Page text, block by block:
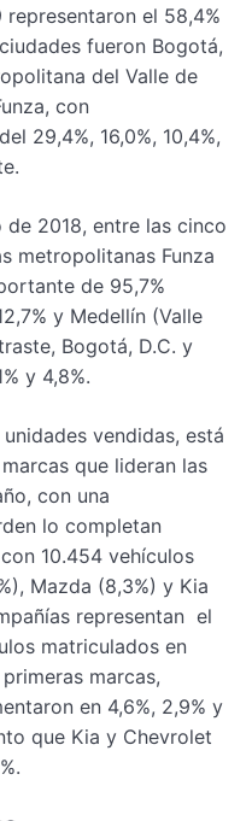
el 58,4%
fueron Bogotá,
del Valle de
con
29,4%, 16,0%, 10,4%,
2018, entre las cinco
metropolitanas Funza
de 95,7%
y Medellín (Valle
Bogotá, D.C. y
y 4,8%.
vendidas, está
que lideran las
con una
lo completan
10.454 vehículos
Mazda (8,3%) y Kia
representan el
matriculados en
marcas,
en 4,6%, 2,9% y
que Kia y Chevrolet